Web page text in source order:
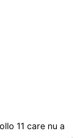
11 care nu a